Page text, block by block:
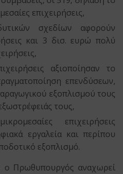
επιχειρήσεις,
σχεδίων αφορούν
και 3 δισ. ευρώ πολύ
αξιοποίησαν το
επενδύσεων,
εξοπλισμού τους
τους,
επιχειρήσεις
εργαλεία και περίπου
εξοπλισμό.
ο Πρωθυπουργός αναχωρεί